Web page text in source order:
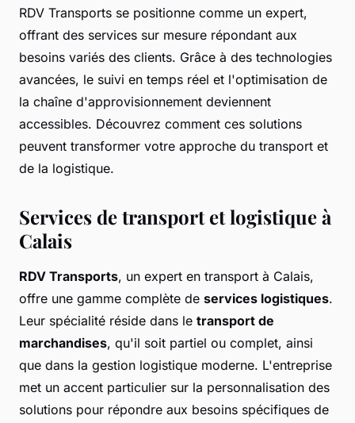
RDV Transports se positionne comme un expert,
offrant des services sur mesure répondant aux
besoins variés des clients. Grâce à des technologies
avancées, le suivi en temps réel et l'optimisation de
la chaîne d'approvisionnement deviennent
accessibles. Découvrez comment ces solutions
peuvent transformer votre approche du transport et
de la logistique.
Services de transport et logistique à
Calais
RDV Transports, un expert en transport à Calais,
offre une gamme complète de services logistiques.
Leur spécialité réside dans le transport de
marchandises, qu'il soit partiel ou complet, ainsi
que dans la gestion logistique moderne. L'entreprise
met un accent particulier sur la personnalisation des
solutions pour répondre aux besoins spécifiques de